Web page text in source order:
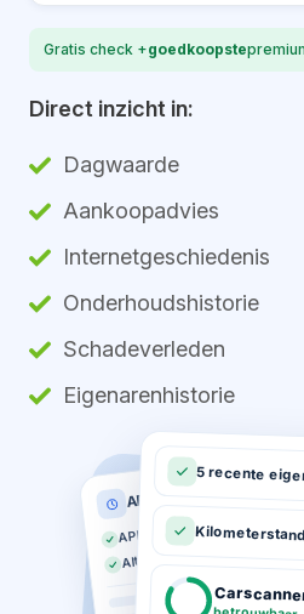
Gratis check +goedkoopste
Direct inzicht in:
Dagwaarde
Aankoopadvies
Internetgeschiedenis
Onderhoudshistorie
Schadeverleden
Eigenarenhistorie
APK historie
APK geldig tot 03-2026
Altijd op tijd gekeurd
5 recente